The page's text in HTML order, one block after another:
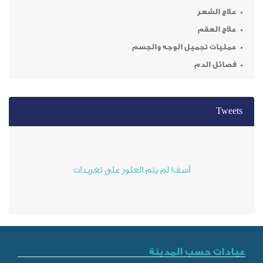
الوجه والجسم
آسف! لم يتم العثور على تغريدات
المدينة